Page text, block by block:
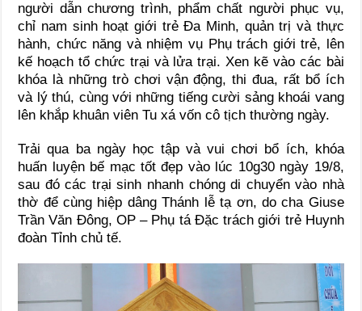
người dẫn chương trình, phẩm chất người phục vụ,
chỉ nam sinh hoạt giới trẻ Đa Minh, quản trị và thực
hành, chức năng và nhiệm vụ Phụ trách giới trẻ, lên
kế hoạch tổ chức trại và lửa trại. Xen kẽ vào các bài
khóa là những trò chơi vận động, thi đua, rất bổ ích
và lý thú, cùng với những tiếng cười sảng khoái vang
lên khắp khuân viên Tu xá vốn cô tịch thường ngày.
Trải qua ba ngày học tập và vui chơi bổ ích, khóa
huấn luyện bế mạc tốt đẹp vào lúc 10g30 ngày 19/8,
sau đó các trại sinh nhanh chóng di chuyển vào nhà
thờ để cùng hiệp dâng Thánh lễ tạ ơn, do cha Giuse
Trần Văn Đông, OP – Phụ tá Đặc trách giới trẻ Huynh
đoàn Tỉnh chủ tế.